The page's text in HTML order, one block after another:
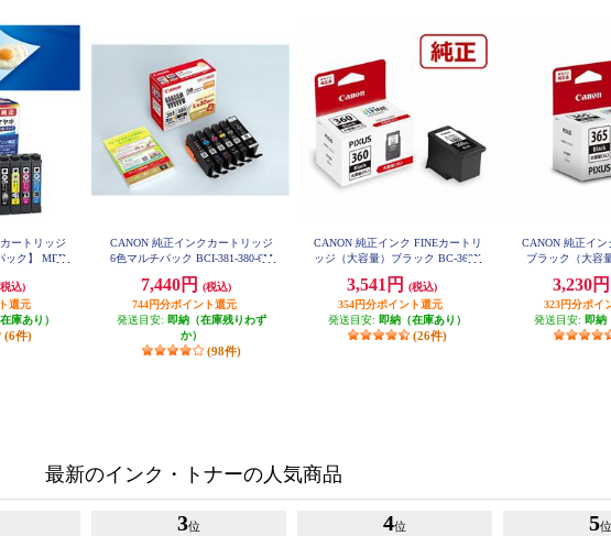
ートリッジ
ック】 MED-
込)
還元
庫あり）
(6件)
CANON 純正インクカートリッジ
6色マルチパック BCI-381-380-6M
7,440円
(税込)
744円分ポイント還元
発送目安: 即納（在庫残りわず
か）
(98件)
CANON 純正インク FINEカートリ
ッジ（大容量）ブラック BC-360X
3,541円
(税込)
354円分ポイント還元
発送目安: 即納（在庫あり）
(26件)
CANON 純正イン
ブラック（大容
3,230円
323円分ポイ
発送目安: 即納
最新のインク・トナーの人気商品
3位 4位 5位